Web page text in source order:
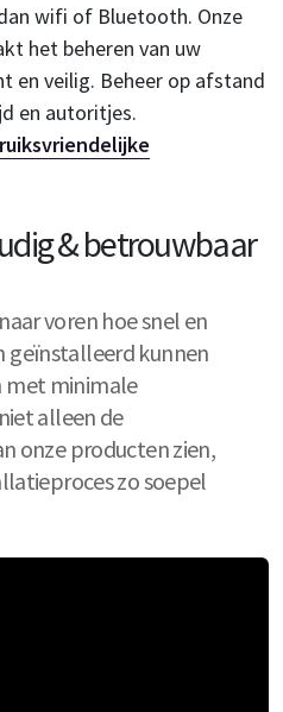
wifi of Bluetooth. Onze
het beheren van uw
en veilig. Beheer op afstand
en autoritjes.
& betrouwbaar
voren hoe snel en
geïnstalleerd kunnen
met minimale
alleen de
onze producten zien,
zo soepel